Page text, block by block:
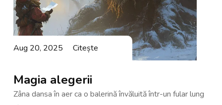
Aug 20, 2025 Citește
Magia alegerii
Zâna dansa în aer ca o balerină învăluită într-un fular lung